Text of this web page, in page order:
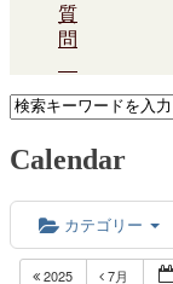
質
問
Calendar
カテゴリー
2025 7月